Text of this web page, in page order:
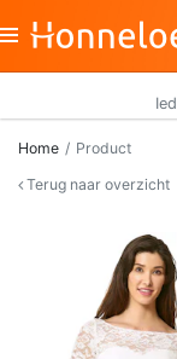
Home
Product
Terug naar overzicht